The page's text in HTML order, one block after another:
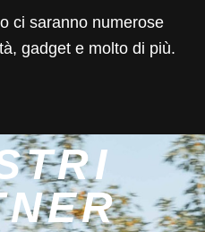
ci saranno numerose
gadget e molto di più.